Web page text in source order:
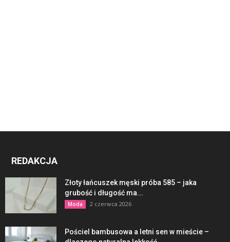
REDAKCJA
Złoty łańcuszek męski próba 585 – jaka
grubość i długość ma...
Moda 2 czerwca 2026
Pościel bambusowa a letni sen w mieście –